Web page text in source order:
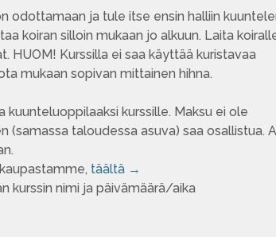
odottamaan ja tule itse ensin halliin
koiran silloin mukaan jo alkuun. Laita
HUOM! Kurssilla ei saa käyttää kuristavaa
mukaan sopivan mittainen hihna.
kurssille. Maksu ei ole
(samassa taloudessa asuva) saa osallistua.
täältä →
kurssin nimi ja päivämäärä/aika